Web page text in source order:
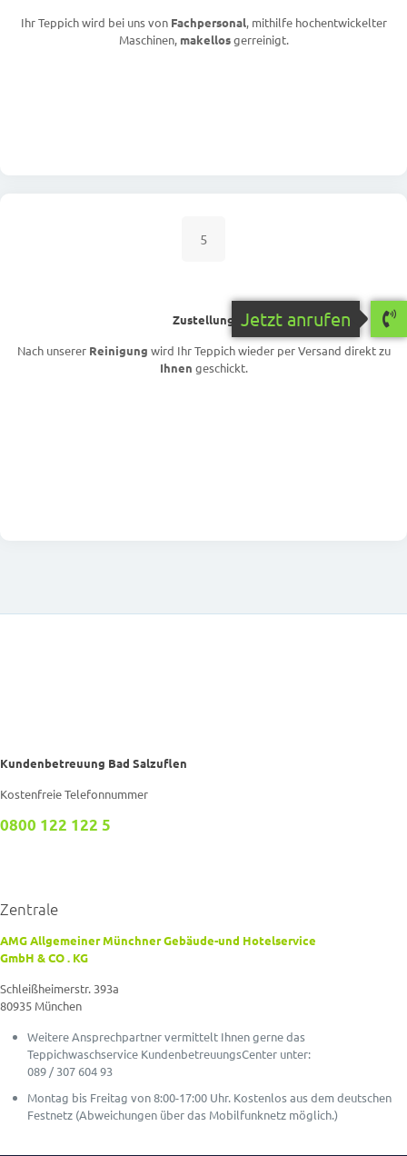
Ihr Teppich wird bei uns von Fachpersonal, mithilfe hochentwickelter
Maschinen, makellosgerreinigt.
5
Zustellung
Nach unserer Reinigung wird Ihr Teppich wieder per Versand direkt zu
Ihnen geschickt.
Kundenbetreuung Bad Salzuflen
Kostenfreie Telefonnummer
0800 122 122 5
Zentrale
AMG Allgemeiner Münchner Gebäude-und Hotelservice
GmbH & CO . KG
Schleißheimerstr. 393a
80935 München
Weitere Ansprechpartner vermittelt Ihnen gerne das
Teppichwaschservice KundenbetreuungsCenter unter:
089 / 307 604 93
Montag bis Freitag von 8:00-17:00 Uhr. Kostenlos aus dem deutschen
Festnetz (Abweichungen über das Mobilfunknetz möglich.)
Jetzt anrufen